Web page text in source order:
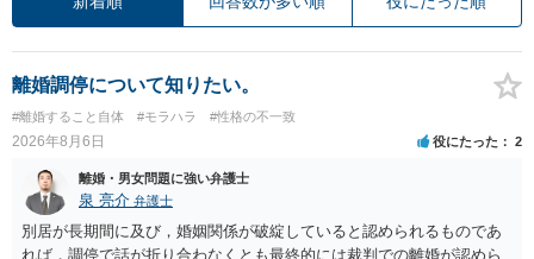
離婚調停について知りたい。
#離婚すること自体 #モラハラ #性格の不一致
2026年8月6日 役にたった 2
離婚・男女問題に強い弁護士
泉 亮介 弁護士
別居が長期間に及び，婚姻関係が破綻していると認められるものであ
れば，調停で話が折り合わなくとも最終的には裁判での離婚が認めら